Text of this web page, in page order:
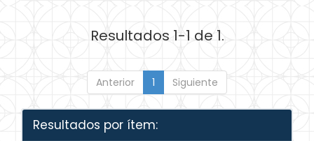
Resultados 1-1 de 1.
Anterior 1 Siguiente
Resultados por ítem: